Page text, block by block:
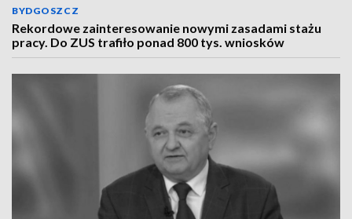
BYDGOSZCZ
Rekordowe zainteresowanie nowymi zasadami stażu
pracy. Do ZUS trafiło ponad 800 tys. wniosków